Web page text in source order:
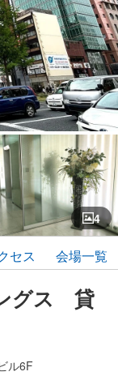
グス 貸
ル6F
セス 会場一覧
4